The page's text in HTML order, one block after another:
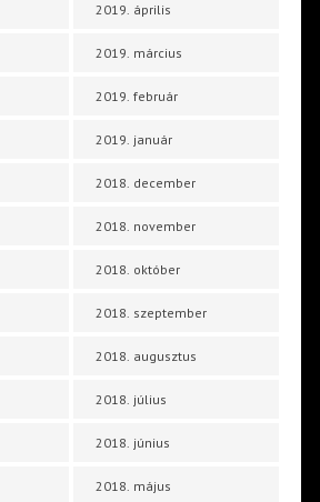
2019. április
2019. március
2019. február
2019. január
2018. december
2018. november
2018. október
2018. szeptember
2018. augusztus
2018. július
2018. június
2018. május